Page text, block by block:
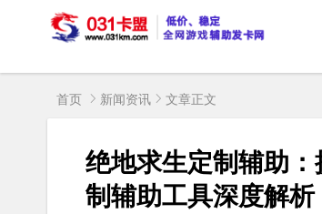
首页 新闻资讯 文章正文
绝地求生定制辅助
制辅助工具深度解析